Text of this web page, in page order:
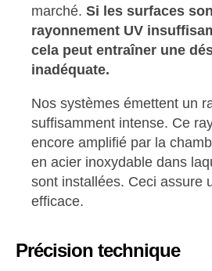
marché. Si les surfaces
rayonnement UV
cela peut entraîner une
inadéquate.
Nos systèmes émettent un
suffisamment intense. Ce
encore amplifié par la
en acier inoxydable dans
sont installées. Ceci assure
efficace.
Précision technique